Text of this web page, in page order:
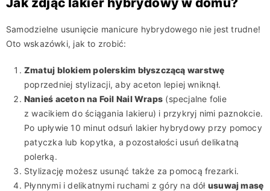
Samodzielne usunięcie manicure hybrydowego nie jest trudne!
Oto wskazówki, jak to zrobić:
Zmatuj blokiem polerskim błyszczącą warstwę
poprzedniej stylizacji, aby aceton lepiej wniknął.
Nanieś aceton na Foil Nail Wraps (specjalne folie
z wacikiem do ściągania lakieru) i przykryj nimi paznokcie.
Po upływie 10 minut odsuń lakier hybrydowy przy pomocy
patyczka lub kopytka, a pozostałości usuń delikatną
polerką.
Stylizację możesz usunąć także za pomocą frezarki.
Płynnymi i delikatnymi ruchami z góry na dół usuwaj masę